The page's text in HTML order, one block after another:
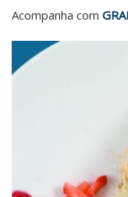
Acompanha com